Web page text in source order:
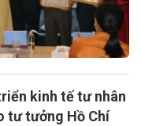
kinh tế tư nhân
tư tưởng Hồ Chí